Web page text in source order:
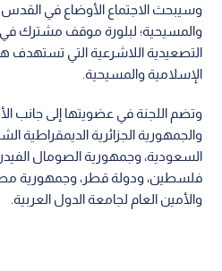
وسيبحث الاجتماع الأوضاع في القدس
والمسيحية؛ لبلورة موقف مشترك في
التصعيدية اللاشرعية التي
الإسلامية والمسيحية.
وتضم اللجنة في عضويتها إلى جانب
والجمهورية الجزائرية الديمقراطية
السعودية، وجمهورية الصومال
فلسطين، ودولة قطر، وجمهورية مصر
والأمين العام لجامعة الدول العربية.